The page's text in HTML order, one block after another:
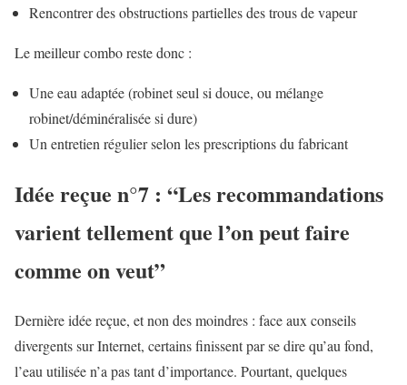
Rencontrer des obstructions partielles des trous de vapeur
Le meilleur combo reste donc :
Une eau adaptée (robinet seul si douce, ou mélange
robinet/déminéralisée si dure)
Un entretien régulier selon les prescriptions du fabricant
Idée reçue n°7 : “Les recommandations
varient tellement que l’on peut faire
comme on veut”
Dernière idée reçue, et non des moindres : face aux conseils
divergents sur Internet, certains finissent par se dire qu’au fond,
l’eau utilisée n’a pas tant d’importance. Pourtant, quelques